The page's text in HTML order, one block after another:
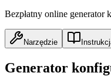
Bezpłatny online
Narzędzie
Generator